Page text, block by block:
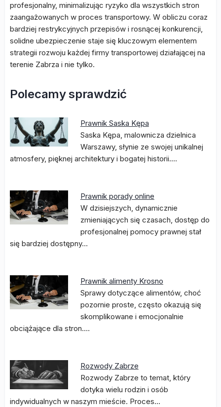
profesjonalny, minimalizując ryzyko dla wszystkich stron
zaangażowanych w proces transportowy. W obliczu coraz
bardziej restrykcyjnych przepisów i rosnącej konkurencji,
solidne ubezpieczenie staje się kluczowym elementem
strategii rozwoju każdej firmy transportowej działającej na
terenie Zabrza i nie tylko.
Polecamy sprawdzić
Prawnik Saska Kępa
Saska Kępa, malownicza dzielnica
Warszawy, słynie ze swojej unikalnej
atmosfery, pięknej architektury i bogatej historii.…
Prawnik porady online
W dzisiejszych, dynamicznie
zmieniających się czasach, dostęp do
profesjonalnej pomocy prawnej stał
się bardziej dostępny…
Prawnik alimenty Krosno
Sprawy dotyczące alimentów, choć
pozornie proste, często okazują się
skomplikowane i emocjonalnie
obciążające dla stron.…
Rozwody Zabrze
Rozwody Zabrze to temat, który
dotyka wielu rodzin i osób
indywidualnych w naszym mieście. Proces…